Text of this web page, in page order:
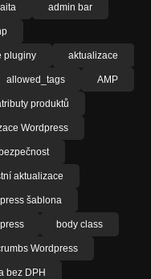
admin bar
pluginy aktualizace
allowed_tags AMP
produktů
Wordpress
aktualizace
šablona
body class
Wordpress
bez DPH